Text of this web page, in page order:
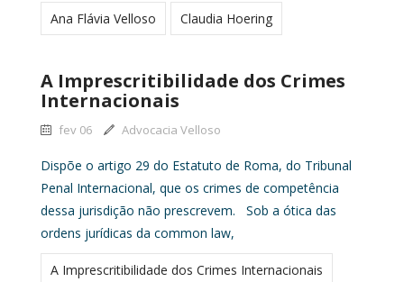
Ana Flávia Velloso Claudia Hoering
A Imprescritibilidade dos Crimes
Internacionais
fev 06 Advocacia Velloso
Dispõe o artigo 29 do Estatuto de Roma, do Tribunal
Penal Internacional, que os crimes de competência
dessa jurisdição não prescrevem. Sob a ótica das
ordens jurídicas da common law,
A Imprescritibilidade dos Crimes Internacionais